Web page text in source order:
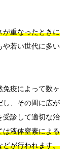
が重なったときに
や若い世代に多い
免疫によって数ヶ
し、その間に広が
受診して適切な治
は液体窒素による
どが行われます。